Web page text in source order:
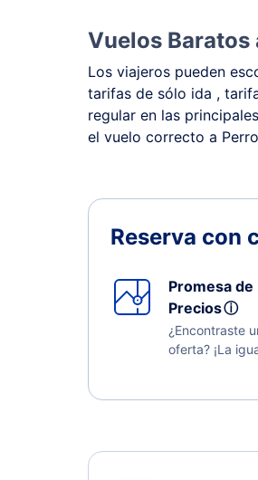
Vuelos Baratos
Los viajeros pueden
tarifas de sólo ida ,
regular en las
el vuelo correcto a
Reserva con
Promesa de
Preciosⓘ
¿Encontraste
oferta? ¡La